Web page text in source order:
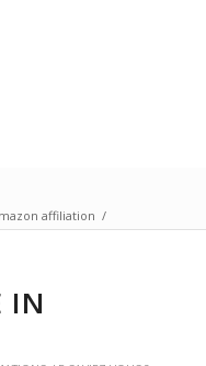
affiliation /
IN